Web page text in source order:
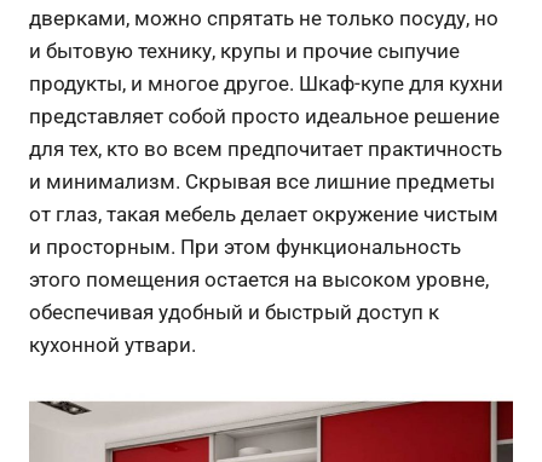
дверками, можно спрятать не только посуду, но
и бытовую технику, крупы и прочие сыпучие
продукты, и многое другое. Шкаф-купе для кухни
представляет собой просто идеальное решение
для тех, кто во всем предпочитает практичность
и минимализм. Скрывая все лишние предметы
от глаз, такая мебель делает окружение чистым
и просторным. При этом функциональность
этого помещения остается на высоком уровне,
обеспечивая удобный и быстрый доступ к
кухонной утвари.